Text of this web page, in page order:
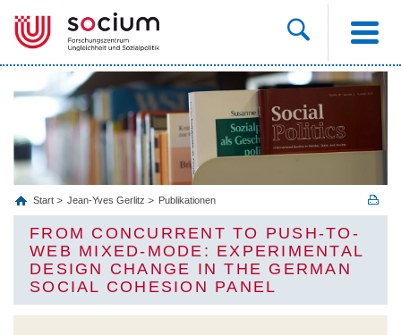
Start Jean-Yves Gerlitz Publikationen
FROM CONCURRENT TO PUSH-TO-
WEB MIXED-MODE: EXPERIMENTAL
DESIGN CHANGE IN THE GERMAN
SOCIAL COHESION PANEL